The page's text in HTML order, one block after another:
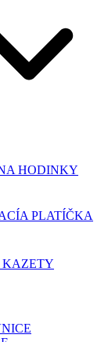
HODINKY
PLATÍČKA
KAZETY